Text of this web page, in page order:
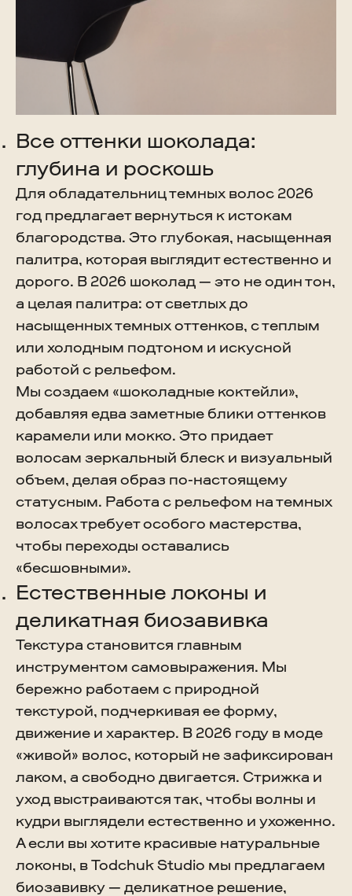
Все оттенки шоколада:
глубина и роскошь
Для обладательниц темных волос 2026
год предлагает вернуться к истокам
благородства. Это глубокая, насыщенная
палитра, которая выглядит естественно и
дорого. В 2026 шоколад — это не один тон,
а целая палитра: от светлых до
насыщенных темных оттенков, с теплым
или холодным подтоном и искусной
работой с рельефом.
Мы создаем «шоколадные коктейли»,
добавляя едва заметные блики оттенков
карамели или мокко. Это придает
волосам зеркальный блеск и визуальный
объем, делая образ по-настоящему
статусным. Работа с рельефом на темных
волосах требует особого мастерства,
чтобы переходы оставались
«бесшовными».
Естественные локоны и
деликатная биозавивка
Текстура становится главным
инструментом самовыражения. Мы
бережно работаем с природной
текстурой, подчеркивая ее форму,
движение и характер. В 2026 году в моде
«живой» волос, который не зафиксирован
лаком, а свободно двигается. Стрижка и
уход выстраиваются так, чтобы волны и
кудри выглядели естественно и ухоженно.
А если вы хотите красивые натуральные
локоны, в Todchuk Studio мы предлагаем
биозавивку — деликатное решение,